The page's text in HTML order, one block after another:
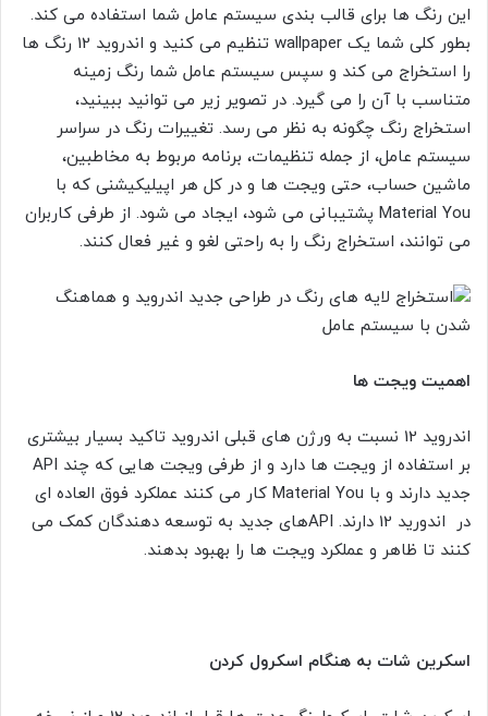
این رنگ ها برای قالب بندی سیستم عامل شما استفاده می کند.
بطور کلی شما یک wallpaper تنظیم می کنید و اندروید 12 رنگ ها
را استخراج می کند و سپس سیستم عامل شما رنگ زمینه
متناسب با آن را می گیرد. در تصویر زیر می توانید ببینید،
استخراج رنگ چگونه به نظر می رسد. تغییرات رنگ در سراسر
سیستم عامل، از جمله تنظیمات، برنامه مربوط به مخاطبین،
ماشین حساب، حتی ویجت ها و در کل هر اپیلیکیشنی که با
Material You پشتیبانی می شود، ایجاد می شود. از طرفی کاربران
می توانند، استخراج رنگ را به راحتی لغو و غیر فعال کنند.
اهمیت ویجت ها
اندروید 12 نسبت به ورژن های قبلی اندروید تاکید بسیار بیشتری
بر استفاده از ویجت ها دارد و از طرفی ویجت هایی که چند API
جدید دارند و با Material You کار می کنند عملکرد فوق العاده ای
در اندورید 12 دارند. APIهای جدید به توسعه دهندگان کمک می
کنند تا ظاهر و عملکرد ویجت ها را بهبود بدهند.
اسکرین شات به هنگام اسکرول کردن